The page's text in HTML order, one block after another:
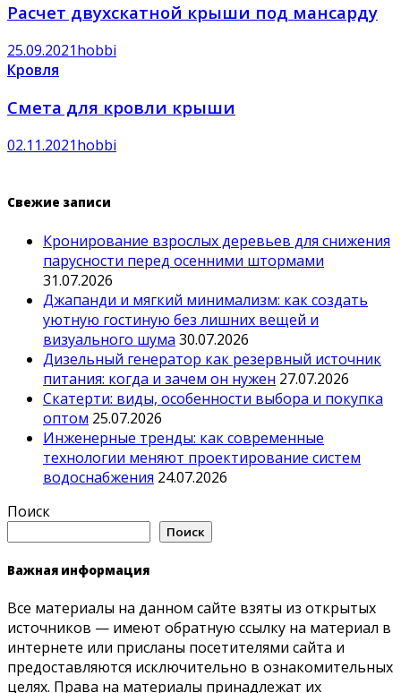
Расчет двухскатной крыши под мансарду
25.09.2021hobbi
Кровля
Смета для кровли крыши
02.11.2021hobbi
Свежие записи
Кронирование взрослых деревьев для снижения
парусности перед осенними штормами
31.07.2026
Джапанди и мягкий минимализм: как создать
уютную гостиную без лишних вещей и
визуального шума 30.07.2026
Дизельный генератор как резервный источник
питания: когда и зачем он нужен 27.07.2026
Скатерти: виды, особенности выбора и покупка
оптом 25.07.2026
Инженерные тренды: как современные
технологии меняют проектирование систем
водоснабжения 24.07.2026
Поиск
Поиск
Важная информация
Все материалы на данном сайте взяты из открытых
источников — имеют обратную ссылку на материал в
интернете или присланы посетителями сайта и
предоставляются исключительно в ознакомительных
целях. Права на материалы принадлежат их